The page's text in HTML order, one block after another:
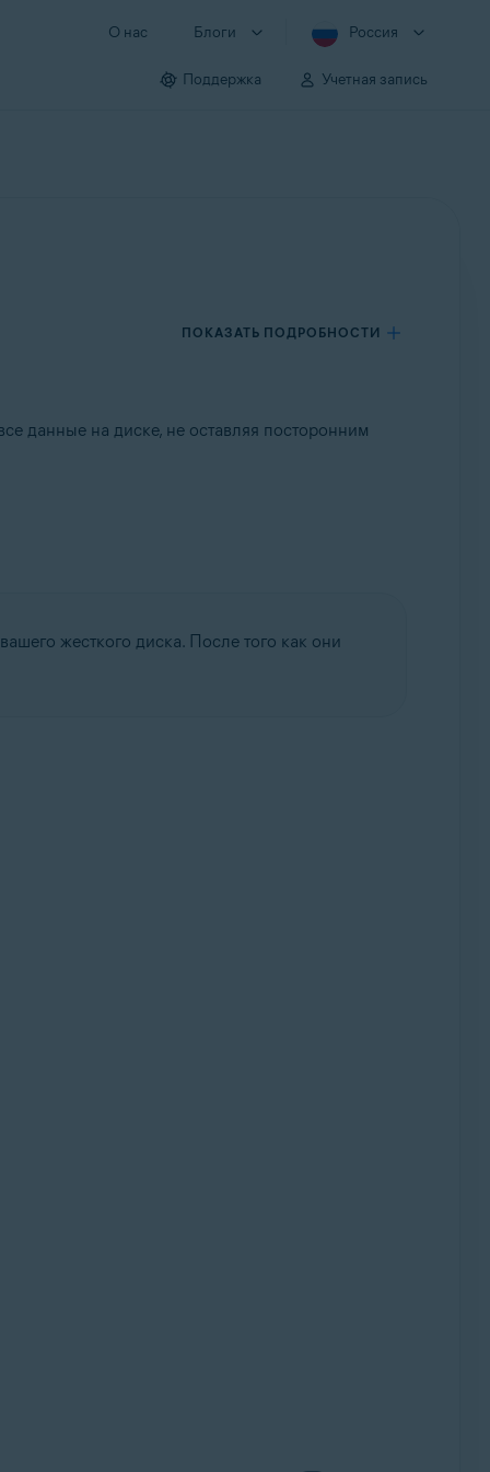
О нас Блоги Россия
Поддержка Учетная запись
ПОКАЗАТЬ ПОДРОБНОСТИ
32- или 64-разрядная версия
данные на диске, не оставляя посторонним
жесткого диска. После того как они